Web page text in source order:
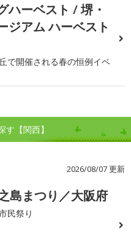
ハーベスト / 堺・
ジアム ハーベスト
で開催される春の恒例イベ
【関西】
2026/08/07 更新
島まつり／大阪府
民祭り